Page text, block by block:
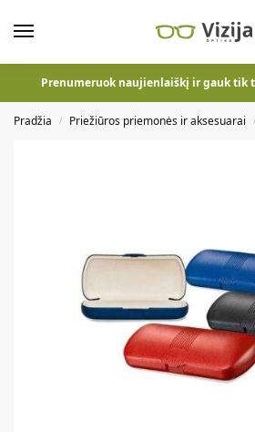
Prenumeruok naujienlaiškį ir gauk tik
Pradžia / Priežiūros priemonės ir aksesuarai /